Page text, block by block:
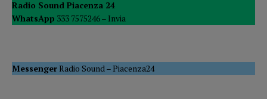
Radio Sound Piacenza 24
WhatsApp 333 7575246 – Invia
MessengerRadio Sound–Piacenza24